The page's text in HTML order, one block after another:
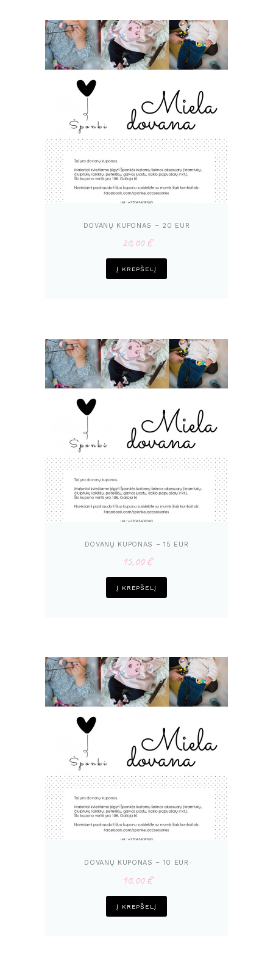
DOVANŲ KUPONAS – 20 EUR
20,00€
Į KREPŠELĮ
DOVANŲ KUPONAS – 15 EUR
15,00€
Į KREPŠELĮ
DOVANŲ KUPONAS – 10 EUR
10,00€
Į KREPŠELĮ